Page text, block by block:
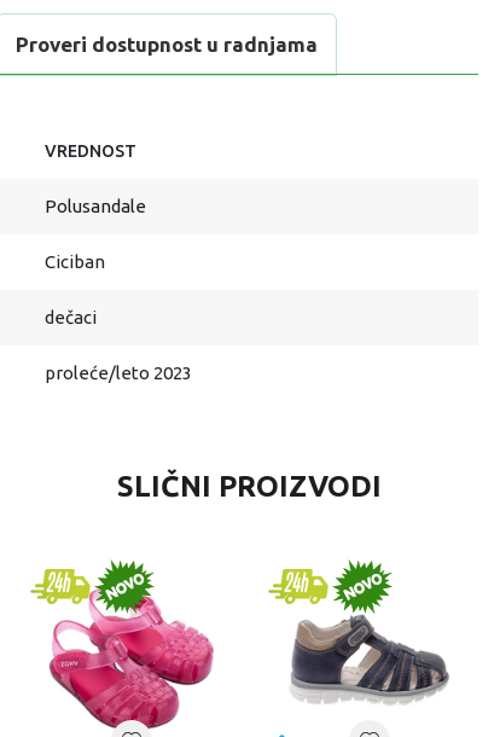
Proveri dostupnost u radnjama
VREDNOST
Polusandale
Ciciban
dečaci
proleće/leto 2023
SLIČNI PROIZVODI